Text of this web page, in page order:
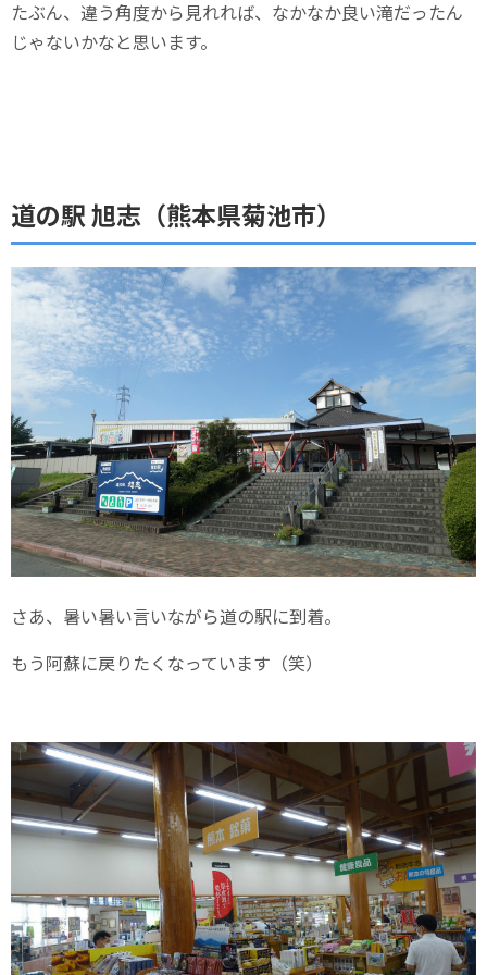
たぶん、違う角度から見れれば、なかなか良い滝だったん
じゃないかなと思います。
道の駅 旭志（熊本県菊池市）
さあ、暑い暑い言いながら道の駅に到着。
もう阿蘇に戻りたくなっています（笑）